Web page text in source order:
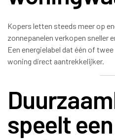
Kopers letten steeds meer op
zonnepanelen verkopen sneller
Een energielabel dat één of
woning direct aantrekkelijker.
speelt